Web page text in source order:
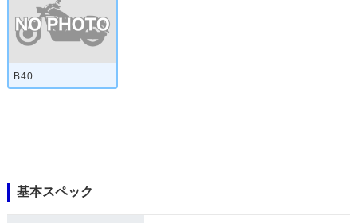
B40
基本スペック